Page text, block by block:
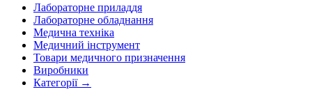
Лабораторне приладдя
Лабораторне обладнання
Медична техніка
Медичний інструмент
Товари медичного призначення
Виробники
Категорії →